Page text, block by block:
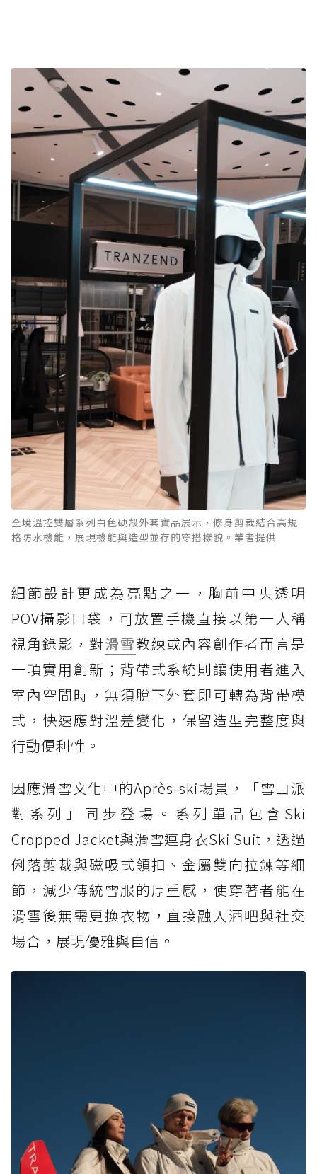
全境溫控雙層系列白色硬殼外套實品展示，修身剪裁結合高規
格防水機能，展現機能與造型並存的穿搭樣貌。業者提供
細節設計更成為亮點之一，胸前中央透明
POV攝影口袋，可放置手機直接以第一人稱
視角錄影，對滑雪教練或內容創作者而言是
一項實用創新；背帶式系統則讓使用者進入
室內空間時，無須脫下外套即可轉為背帶模
式，快速應對溫差變化，保留造型完整度與
行動便利性。
因應滑雪文化中的Après-ski場景，「雪山派
對系列」同步登場。系列單品包含Ski
Cropped Jacket與滑雪連身衣Ski Suit，透過
俐落剪裁與磁吸式領扣、金屬雙向拉鍊等細
節，減少傳統雪服的厚重感，使穿著者能在
滑雪後無需更換衣物，直接融入酒吧與社交
場合，展現優雅與自信。